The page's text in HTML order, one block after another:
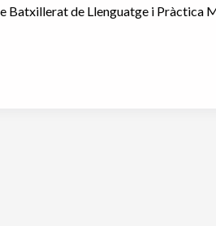
Batxillerat de Llenguatge i Pràctica